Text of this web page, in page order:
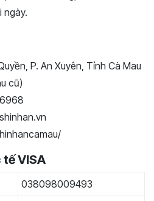
ngày.
P. An Xuyên, Tỉnh Cà Mau
cũ)
tế VISA
038098009493